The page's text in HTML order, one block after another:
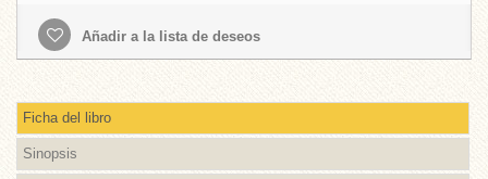
Añadir a la lista de deseos
Ficha del libro
Sinopsis